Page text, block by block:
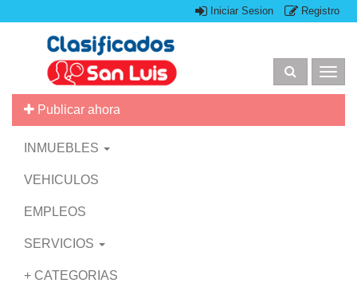
Iniciar Sesion Registro
Publicar ahora
INMUEBLES
VEHICULOS
EMPLEOS
SERVICIOS
+ CATEGORIAS